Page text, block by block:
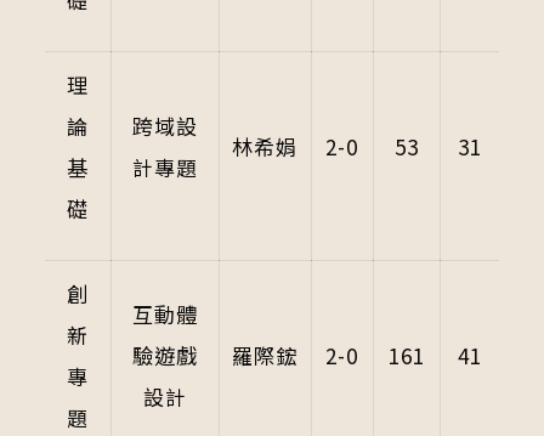
理
論
基
礎
跨域設
計專題
林希娟 2-0 53 31
創
新
專
題
互動體
驗遊戲
設計
羅際鋐 2-0 161 41